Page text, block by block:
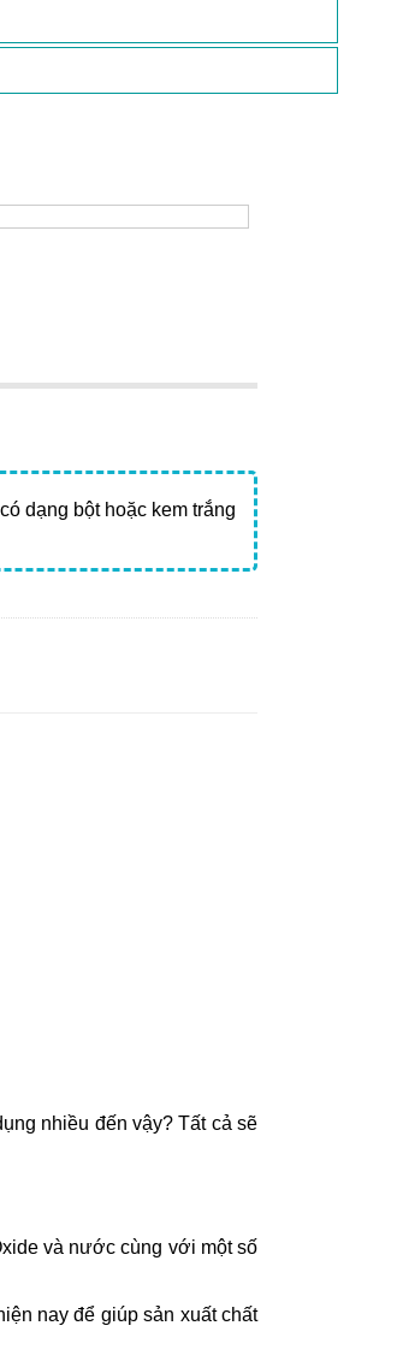
dạng bột hoặc kem trắng
nhiều đến vậy? Tất cả sẽ
và nước cùng với một số
nay để giúp sản xuất chất